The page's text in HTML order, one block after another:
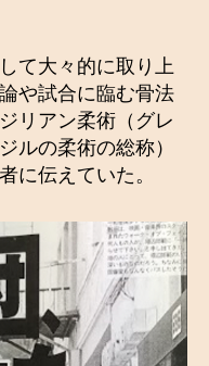
て大々的に取り上
や試合に臨む骨法
リアン柔術（グレ
ルの柔術の総称）
に伝えていた。